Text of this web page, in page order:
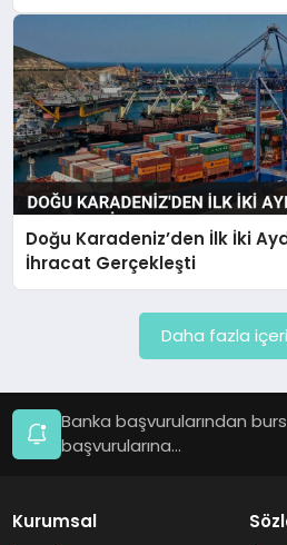
Doğu Karadeniz’den İlk İki
İhracat Gerçekleşti
Daha fazla
Banka başvurularından
başvurularına...
Kurumsal